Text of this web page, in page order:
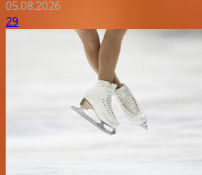
05.08.2026
29